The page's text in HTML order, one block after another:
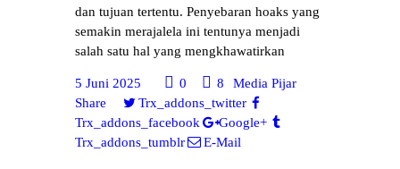
dan tujuan tertentu. Penyebaran hoaks yang
semakin merajalela ini tentunya menjadi
salah satu hal yang mengkhawatirkan
5 Juni 2025 0 8
Media Pijar
Share
Trx_addons_twitter
Trx_addons_facebook
Google+
Trx_addons_tumblr
E-Mail